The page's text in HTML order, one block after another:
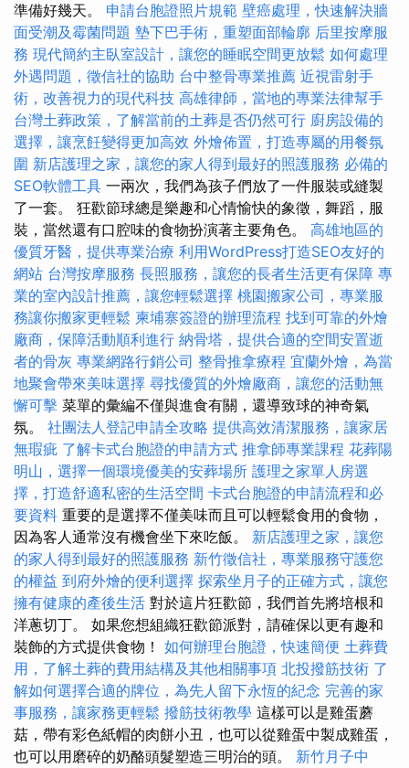
準備好幾天。 申請台胞證照片規範 壁癌處理，快速解決牆
面受潮及霉菌問題 墊下巴手術，重塑面部輪廓 后里按摩服
務 現代簡約主臥室設計，讓您的睡眠空間更放鬆 如何處理
外遇問題，徵信社的協助 台中整骨專業推薦 近視雷射手
術，改善視力的現代科技 高雄律師，當地的專業法律幫手
台灣土葬政策，了解當前的土葬是否仍然可行 廚房設備的
選擇，讓烹飪變得更加高效 外燴佈置，打造專屬的用餐氛
圍 新店護理之家，讓您的家人得到最好的照護服務 必備的
SEO軟體工具 一兩次，我們為孩子們放了一件服裝或縫製
了一套。 狂歡節球總是樂趣和心情愉快的象徵，舞蹈，服
裝，當然還有口腔味的食物扮演著主要角色。 高雄地區的
優質牙醫，提供專業治療 利用WordPress打造SEO友好的
網站 台灣按摩服務 長照服務，讓您的長者生活更有保障 專
業的室內設計推薦，讓您輕鬆選擇 桃園搬家公司，專業服
務讓你搬家更輕鬆 柬埔寨簽證的辦理流程 找到可靠的外燴
廠商，保障活動順利進行 納骨塔，提供合適的空間安置逝
者的骨灰 專業網路行銷公司 整骨推拿療程 宜蘭外燴，為當
地聚會帶來美味選擇 尋找優質的外燴廠商，讓您的活動無
懈可擊 菜單的彙編不僅與進食有關，還導致球的神奇氣
氛。 社團法人登記申請全攻略 提供高效清潔服務，讓家居
無瑕疵 了解卡式台胞證的申請方式 推拿師專業課程 花葬陽
明山，選擇一個環境優美的安葬場所 護理之家單人房選
擇，打造舒適私密的生活空間 卡式台胞證的申請流程和必
要資料 重要的是選擇不僅美味而且可以輕鬆食用的食物，
因為客人通常沒有機會坐下來吃飯。 新店護理之家，讓您
的家人得到最好的照護服務 新竹徵信社，專業服務守護您
的權益 到府外燴的便利選擇 探索坐月子的正確方式，讓您
擁有健康的產後生活 對於這片狂歡節，我們首先將培根和
洋蔥切丁。 如果您想組織狂歡節派對，請確保以更有趣和
裝飾的方式提供食物！ 如何辦理台胞證，快速簡便 土葬費
用，了解土葬的費用結構及其他相關事項 北投撥筋技術 了
解如何選擇合適的牌位，為先人留下永恆的紀念 完善的家
事服務，讓家務更輕鬆 撥筋技術教學 這樣可以是雞蛋蘑
菇，帶有彩色紙帽的肉餅小丑，也可以從雞蛋中製成雞蛋，
也可以用磨碎的奶酪頭髮塑造三明治的頭。 新竹月子中